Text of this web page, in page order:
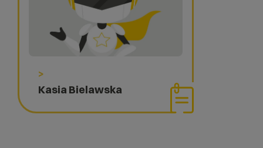
>
Kasia Bielawska